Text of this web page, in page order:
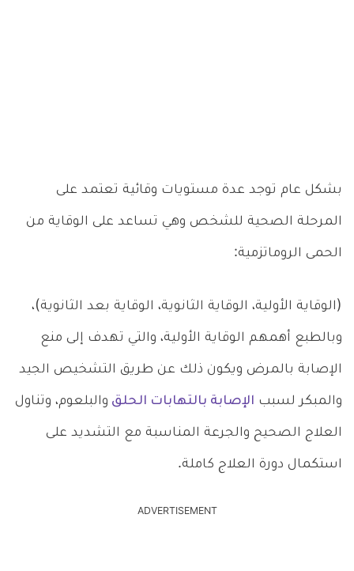
بشكل عام توجد عدة مستويات وقائية تعتمد على
المرحلة الصحية للشخص وهي تساعد على الوقاية من
الحمى الروماتزمية:
(الوقاية الأولية، الوقاية الثانوية، الوقاية بعد الثانوية)،
وبالطبع أهمهم الوقاية الأولية، والتي تهدف إلى منع
الإصابة بالمرض ويكون ذلك عن طريق التشخيص الجيد
والمبكر لسبب الإصابة بالتهابات الحلق والبلعوم، وتناول
العلاج الصحيح والجرعة المناسبة مع التشديد على
استكمال دورة العلاج كاملة.
ADVERTISEMENT